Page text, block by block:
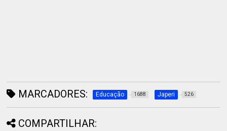
MARCADORES: Educação 1688 Japeri 526
COMPARTILHAR: